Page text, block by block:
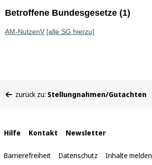
Betroffene Bundesgesetze (1)
AM-NutzenV [alle SG hierzu]
befinden
zurück zu: Stellungnahmen/Gutachten
Interne
Links
Hilfe Kontakt Newsletter
Barrierefreiheit Datenschutz Inhalte melden